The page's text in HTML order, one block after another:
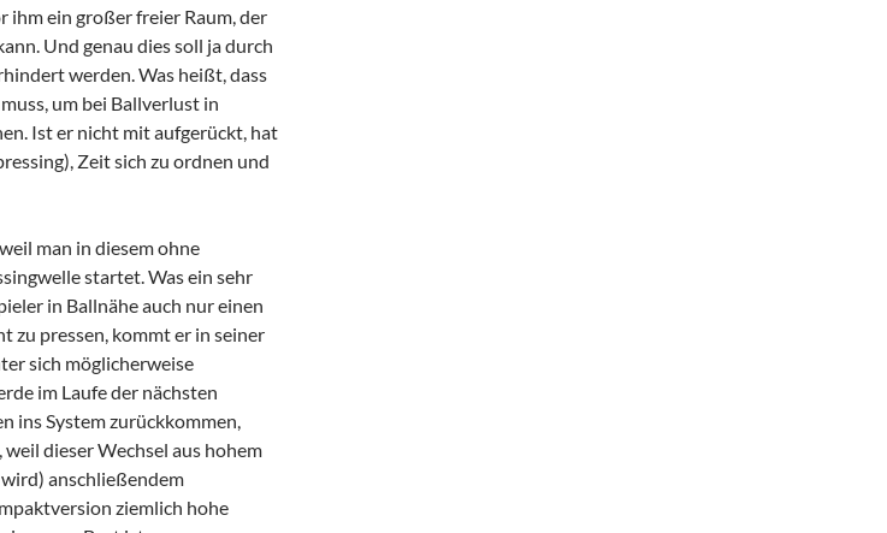
ihm ein großer freier Raum, der
Und genau dies soll ja durch
werden. Was heißt, dass
um bei Ballverlust in
Ist er nicht mit aufgerückt, hat
Zeit sich zu ordnen und
man in diesem ohne
startet. Was ein sehr
in Ballnähe auch nur einen
zu pressen, kommt er in seiner
sich möglicherweise
im Laufe der nächsten
ins System zurückkommen,
dieser Wechsel aus hohem
anschließendem
ziemlich hohe